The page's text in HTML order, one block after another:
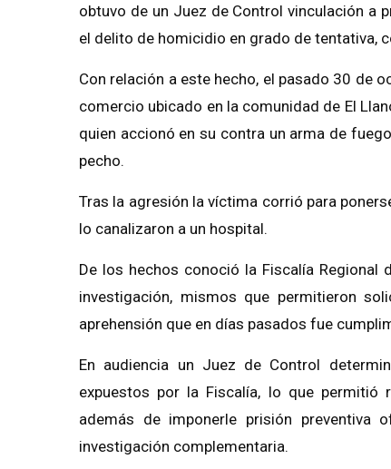
obtuvo de un Juez de Control vinculación a
el delito de homicidio en grado de tentativa,
Con relación a este hecho, el pasado 30 de
comercio ubicado en la comunidad de El
quien accionó en su contra un arma de
pecho.
Tras la agresión la víctima corrió para
lo canalizaron a un hospital.
De los hechos conoció la Fiscalía
investigación, mismos que permitieron
aprehensión que en días pasados fue
En audiencia un Juez de Control
expuestos por la Fiscalía, lo que permitió
además de imponerle prisión
investigación complementaria.